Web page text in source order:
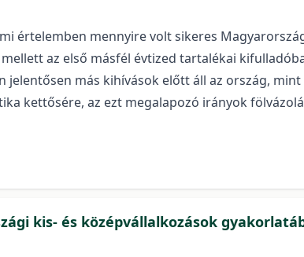
értelemben mennyire volt sikeres
az első másfél évtized tartalékai
jelentősen más kihívások előtt áll az ország,
kettősére, az ezt megalapozó irányok
kis- és középvállalkozások